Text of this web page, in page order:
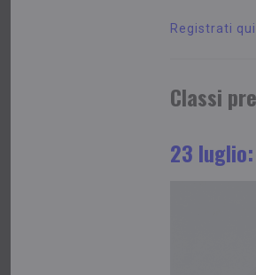
Registrati qui
Classi
23